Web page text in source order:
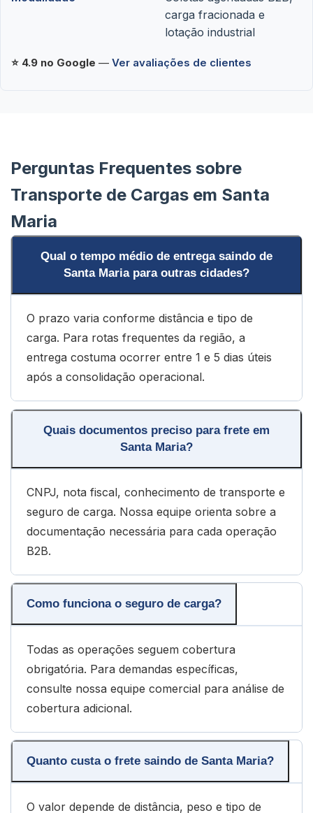
carga fracionada e
lotação industrial
⭐ 4.9 no Google — Ver avaliações de clientes
Perguntas Frequentes sobre
Transporte de Cargas em Santa
Maria
Qual o tempo médio de entrega saindo de
Santa Maria para outras cidades?
O prazo varia conforme distância e tipo de
carga. Para rotas frequentes da região, a
entrega costuma ocorrer entre 1 e 5 dias úteis
após a consolidação operacional.
Quais documentos preciso para frete em
Santa Maria?
CNPJ, nota fiscal, conhecimento de transporte e
seguro de carga. Nossa equipe orienta sobre a
documentação necessária para cada operação
B2B.
Como funciona o seguro de carga?
Todas as operações seguem cobertura
obrigatória. Para demandas específicas,
consulte nossa equipe comercial para análise de
cobertura adicional.
Quanto custa o frete saindo de Santa Maria?
O valor depende de distância, peso e tipo de